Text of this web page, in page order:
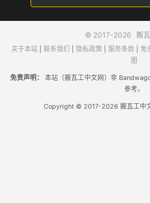
© 2017-2026 搬
关于本站| 联系我们 隐私政策 服务条款 免
图
免责声明：
本站（搬瓦工中文网）非
参考。
Copyright © 2017-2026 搬瓦工中